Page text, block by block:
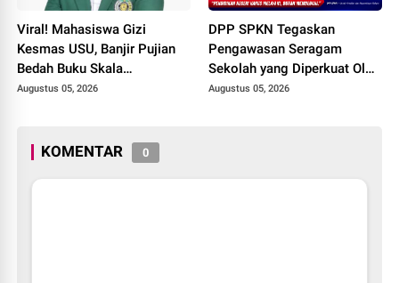
Viral! Mahasiswa Gizi
Kesmas USU, Banjir Pujian
Bedah Buku Skala
International dari 70 Ribu
Augustus 05, 2026
DPP SPKN Tegaskan
Pengawasan Seragam
Sekolah yang Diperkuat Oleh
Peryataan Plt. KADISDIK
Augustus 05, 2026
KOMENTAR 0